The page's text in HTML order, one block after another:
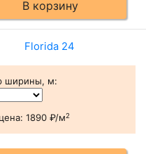
В корзину
Florida 24
ширины, м:
1890 ₽/м2